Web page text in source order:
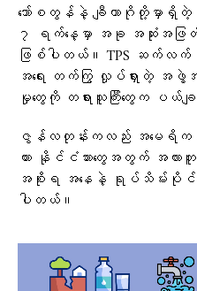
ဘော်စတွန်နဲ့ ချီကာဂိုတို့မှာရှိ
၇ ရက်နေ့မှာ အခု အဆုံးအဖြ
ဖြစ်ပါတယ်။ TPS ဆက်လက် ထား
အရေး တက်ကြွ လှုပ်ရှားတဲ့ အဖွဲ့
မှုတွေကို တရားသူကြီးတွေက ပယ်
ဇွန်လတုန်းကလည်း အမေရိကန်
ယား နိုင်ငံသားတွေအတွက် အလာ
အစိုးရ အနေနဲ့ ရုပ်သိမ်းပိုင်
ပါတယ်။